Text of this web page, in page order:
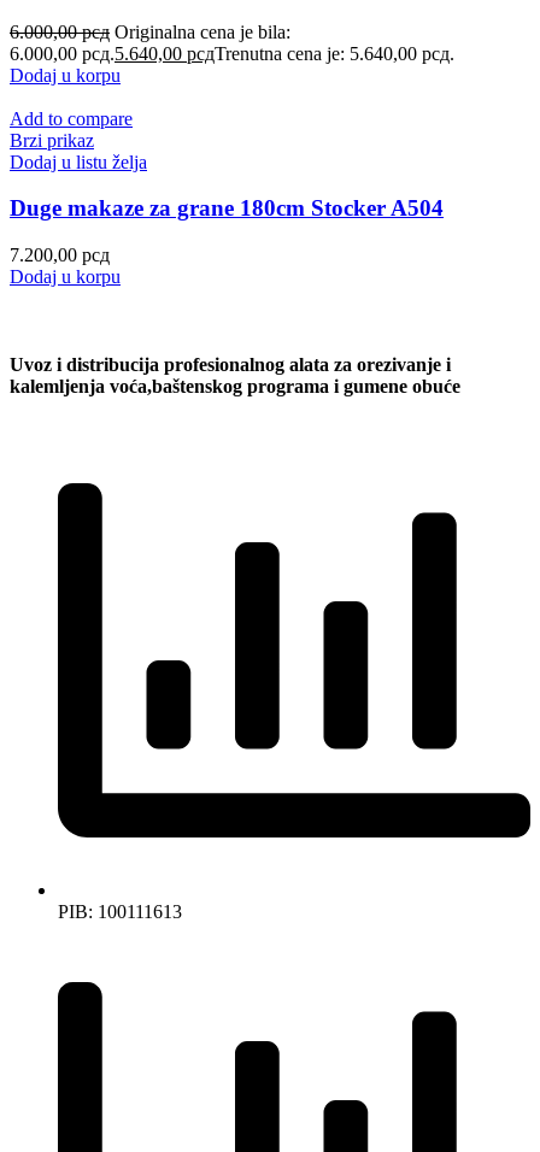
6.000,00рсд Originalna cena je bila:
6.000,00 рсд.5.640,00 рсдTrenutna cena je: 5.640,00 рсд.
Dodaj u korpu
Add to compare
Brzi prikaz
Dodaj u listu želja
Duge makaze za grane 180cm Stocker A504
7.200,00 рсд
Dodaj u korpu
Uvoz i distribucija profesionalnog alata za orezivanje i
kalemljenja voća,baštenskog programa i gumene obuće
PIB: 100111613